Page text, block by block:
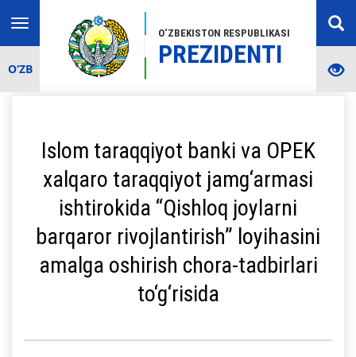
O‘ZBEKISTON RESPUBLIKASI
PREZIDENTI
Toggle
navigation
O‘ZB
Islom taraqqiyot banki va OPEK
xalqaro taraqqiyot jamg‘armasi
ishtirokida “Qishloq joylarni
barqaror rivojlantirish” loyihasini
amalga oshirish chora-tadbirlari
to‘g‘risida